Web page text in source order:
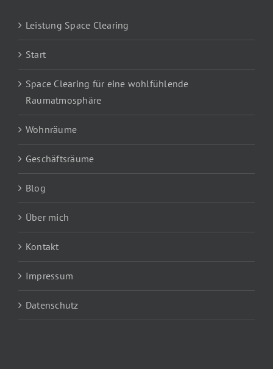
Leistung Space Clearing
Start
Space Clearing für eine wohlfühlende
Raumatmosphäre
Wohnräume
Geschäftsräume
Blog
Über mich
Kontakt
Impressum
Datenschutz